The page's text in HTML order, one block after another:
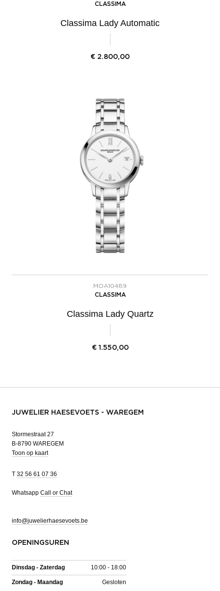
CLASSIMA
Classima Lady Automatic
€ 2.800,00
MOA10489
CLASSIMA
Classima Lady Quartz
€ 1.550,00
JUWELIER HAESEVOETS - WAREGEM
Stormestraat 27
B-8790 WAREGEM
Toon op kaart
T 32 56 61 07 36
Whatsapp Call or Chat
info@juwelierhaesevoets.be
OPENINGSUREN
Dinsdag - Zaterdag 10:00 - 18:00
Zondag - Maandag Gesloten